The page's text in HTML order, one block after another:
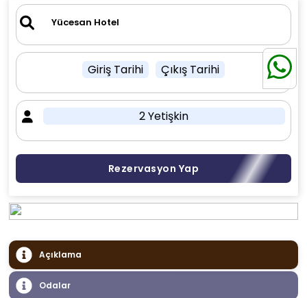
Giriş Tarihi Çıkış Tarihi
2 Yetişkin
Rezervasyon Yap
Açıklama
Odalar